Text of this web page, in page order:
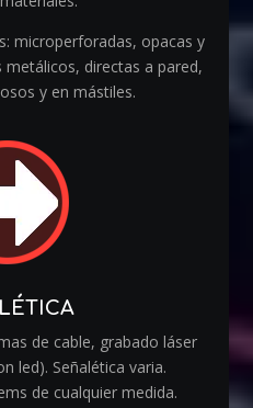
microperforadas, opacas y
directas a pared,
y en mástiles.
de cable, grabado láser
led). Señalética varia.
de cualquier medida.